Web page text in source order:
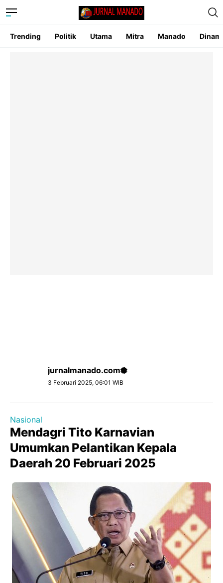
Trending Politik Utama Mitra Manado
jurnalmanado.com
3 Februari 2025, 06:01 WIB
Nasional
Mendagri Tito Karnavian
Umumkan Pelantikan Kepala
Daerah 20 Februari 2025